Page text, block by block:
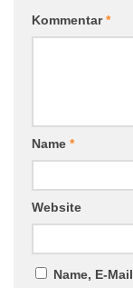
Kommentar*
Name *
Website
Name, E-